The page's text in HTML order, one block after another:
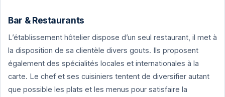
Bar & Restaurants
L’établissement hôtelier dispose d’un seul restaurant, il met à
la disposition de sa clientèle divers gouts. Ils proposent
également des spécialités locales et internationales à la
carte. Le chef et ses cuisiniers tentent de diversifier autant
que possible les plats et les menus pour satisfaire la